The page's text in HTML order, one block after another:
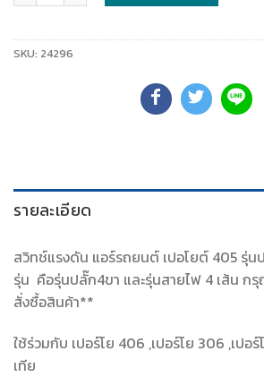
SKU: 24296
รายละเอียด
สวิทช์แรงดัน แอร์รถยนต์ เปอโยต์ 405 รุ่
รุ่น คือรุ่นปลั๊ก4ขา และรุ่นสายไฟ 4 เส้น ก
สั่งซื้อสินค้า**
ใช้ร่วมกับ เปอร์โย 406 ,เปอร์โย 306 ,เปอ
เทีย